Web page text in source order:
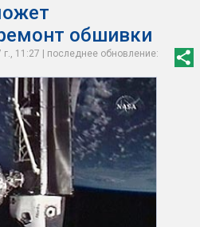
обшивки
11:27 | последнее обновление: